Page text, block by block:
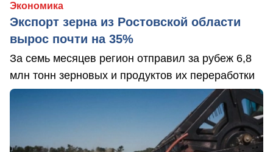
Экономика
Экспорт зерна из Ростовской области
вырос почти на 35%
За семь месяцев регион отправил за рубеж 6,8
млн тонн зерновых и продуктов их переработки